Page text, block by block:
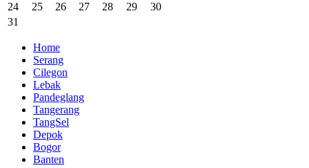
24
25 26 27 28 29
30
31
Home
Serang
Cilegon
Lebak
Pandeglang
Tangerang
TangSel
Depok
Bogor
Banten